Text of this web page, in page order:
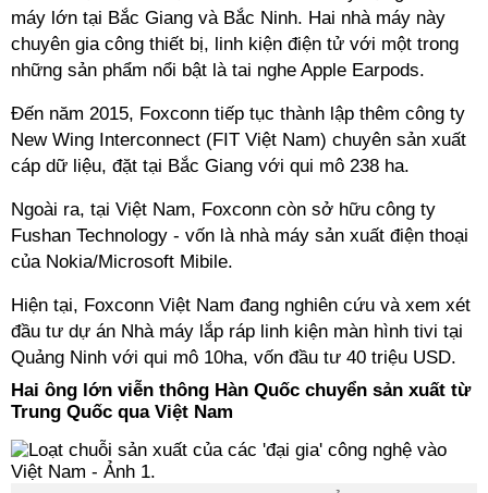
máy lớn tại Bắc Giang và Bắc Ninh. Hai nhà máy này
chuyên gia công thiết bị, linh kiện điện tử với một trong
những sản phẩm nổi bật là tai nghe Apple Earpods.
Đến năm 2015, Foxconn tiếp tục thành lập thêm công ty
New Wing Interconnect (FIT Việt Nam) chuyên sản xuất
cáp dữ liệu, đặt tại Bắc Giang với qui mô 238 ha.
Ngoài ra, tại Việt Nam, Foxconn còn sở hữu công ty
Fushan Technology - vốn là nhà máy sản xuất điện thoại
của Nokia/Microsoft Mibile.
Hiện tại, Foxconn Việt Nam đang nghiên cứu và xem xét
đầu tư dự án Nhà máy lắp ráp linh kiện màn hình tivi tại
Quảng Ninh với qui mô 10ha, vốn đầu tư 40 triệu USD.
Hai ông lớn viễn thông Hàn Quốc chuyển sản xuất từ
Trung Quốc qua Việt Nam